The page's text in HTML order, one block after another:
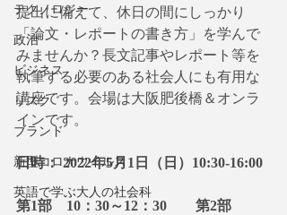
テクノロジー
政治
ビジネス
リスク
ブランド
新型コロナウイルス
英語で学ぶ大人の社会科
提出に備えて、休日の間にしっかり
「論文・レポートの書き方」を学んで
みませんか？長文記事やレポート等を
執筆する必要のある社会人にも有用な
講座です。会場は大阪肥後橋＆オンラ
インです。
日時： 2022年5月1日（日）10:30-16:00
第1部　10：30～12：30　　第2部